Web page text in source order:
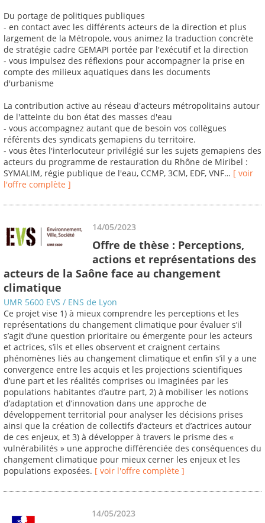
Du portage de politiques publiques
- en contact avec les différents acteurs de la direction et plus
largement de la Métropole, vous animez la traduction concrète
de stratégie cadre GEMAPI portée par l'exécutif et la direction
- vous impulsez des réflexions pour accompagner la prise en
compte des milieux aquatiques dans les documents
d'urbanisme
La contribution active au réseau d'acteurs métropolitains autour
de l'atteinte du bon état des masses d'eau
- vous accompagnez autant que de besoin vos collègues
référents des syndicats gemapiens du territoire.
- vous êtes l'interlocuteur privilégié sur les sujets gemapiens des
acteurs du programme de restauration du Rhône de Miribel :
SYMALIM, régie publique de l'eau, CCMP, 3CM, EDF, VNF… [ voir
l'offre complète ]
14/05/2023
Offre de thèse : Perceptions,
actions et représentations des
acteurs de la Saône face au changement
climatique
UMR 5600 EVS / ENS de Lyon
Ce projet vise 1) à mieux comprendre les perceptions et les
représentations du changement climatique pour évaluer s’il
s’agit d’une question prioritaire ou émergente pour les acteurs
et actrices, s’ils et elles observent et craignent certains
phénomènes liés au changement climatique et enfin s’il y a une
convergence entre les acquis et les projections scientifiques
d’une part et les réalités comprises ou imaginées par les
populations habitantes d’autre part, 2) à mobiliser les notions
d’adaptation et d’innovation dans une approche de
développement territorial pour analyser les décisions prises
ainsi que la création de collectifs d’acteurs et d’actrices autour
de ces enjeux, et 3) à développer à travers le prisme des «
vulnérabilités » une approche différenciée des conséquences du
changement climatique pour mieux cerner les enjeux et les
populations exposées. [ voir l'offre complète ]
14/05/2023